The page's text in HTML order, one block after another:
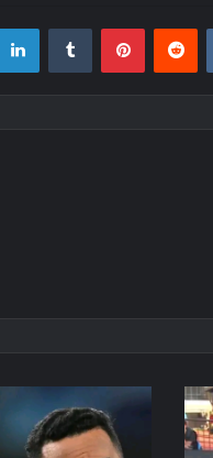
LinkedinTumblr Pinterest